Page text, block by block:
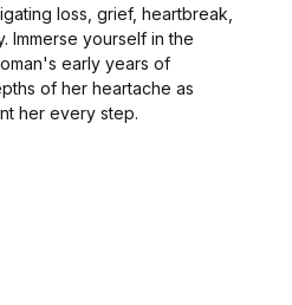
loss, grief, heartbreak,
Immerse yourself in the
early years of
of her heartache as
her every step.